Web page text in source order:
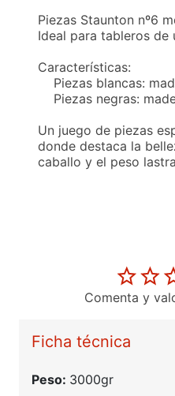
Comenta y
Ficha técnica
Peso: 3000gr
Piezas Staunton nº6
Ideal para tableros de
Características:
Piezas blancas:
Piezas negras:
Un juego de piezas
donde destaca la
caballo y el peso